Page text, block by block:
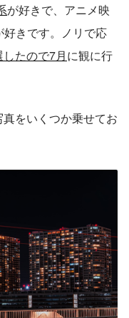
が好きで、アニメ映
好きです。ノリで応
たので7月に観に行
をいくつか乗せてお